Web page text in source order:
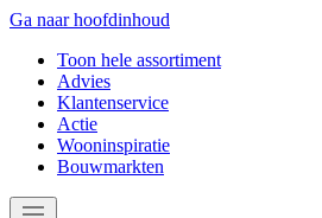
Ga naar hoofdinhoud
Toon hele assortiment
Advies
Klantenservice
Actie
Wooninspiratie
Bouwmarkten